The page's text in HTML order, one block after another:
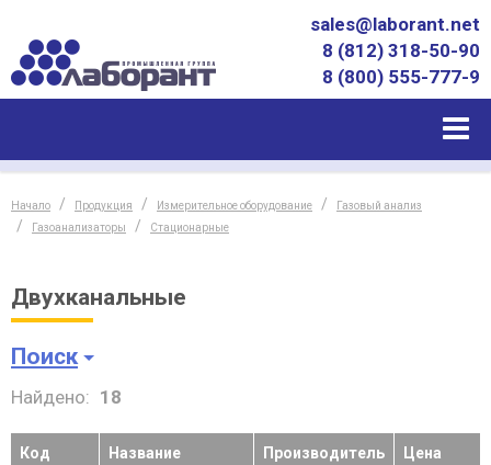
sales@laborant.net
8 (812) 318-50-90
8 (800) 555-777-9
Начало Продукция Измерительное оборудование
Газовый анализ
Газоанализаторы
Стационарные
Двухканальные
Поиск
Найдено: 18
Код Название Производитель Цена